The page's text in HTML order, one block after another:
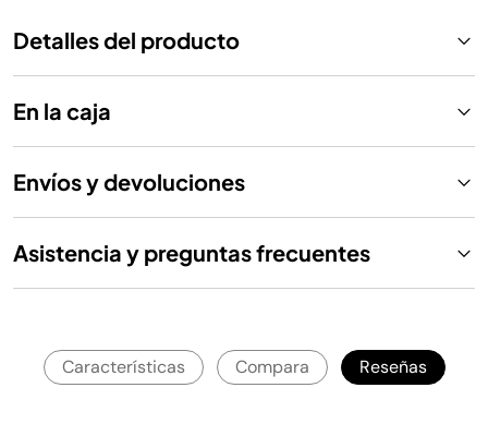
Detalles del producto
En la caja
Envíos y devoluciones
Asistencia y preguntas frecuentes
Características Compara Reseñas